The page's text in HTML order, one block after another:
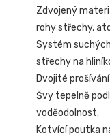
Zdvojený
rohy střechy,
Systém
střechy na
Dvojité
Švy tepelně
voděodolnost.
Kotvící poutka